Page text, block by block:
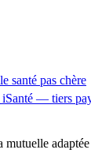
santé pas chère
iSanté — tiers